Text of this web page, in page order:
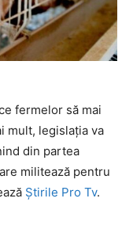
fermelor să mai
mult, legislația va
din partea
militează pentru
Știrile Pro Tv.